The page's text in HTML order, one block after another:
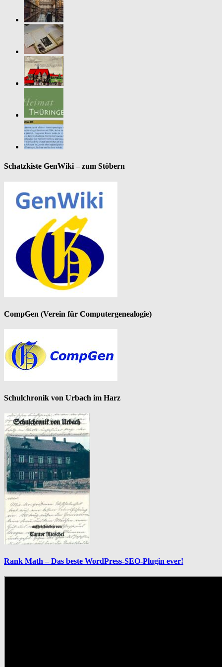
Schatzkiste GenWiki – zum Stöbern
CompGen (Verein für Computergenealogie)
Schulchronik von Urbach im Harz
Rank Math – Das beste WordPress-SEO-Plugin ever!